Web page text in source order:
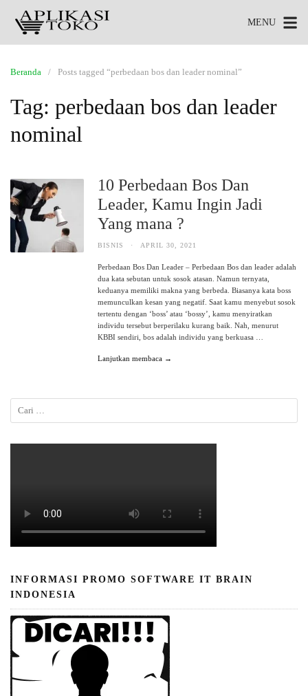
MENU
Beranda Posts tagged “perbedaan bos dan leader nominal”
Tag: perbedaan bos dan leader
nominal
10 Perbedaan Bos Dan
Leader, Kamu Ingin Jadi
Yang mana ?
BISNIS · APRIL 30, 2021
Perbedaan Bos Dan Leader – Perbedaan Bos dan leader adalah
dua kata sebutan untuk sosok atasan. Namun ternyata,
keduanya memiliki makna yang berbeda. Biasanya kata boss
memunculkan kesan yang negatif. Saat kamu menyebut sosok
tertentu dengan ‘boss’ atau ‘bossy’, kamu menyiratkan
individu tersebut berperilaku kurang baik. Nah, menurut
KBBI sendiri, bos adalah individu yang berkuasa …
Lanjutkan membaca →
INFORMASI PROMO SOFTWARE IT BRAIN
INDONESIA